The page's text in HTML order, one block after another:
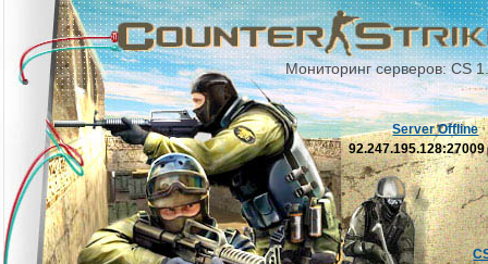
Мониторинг серверов: CS
Server Offline
92.247.195.128:27009